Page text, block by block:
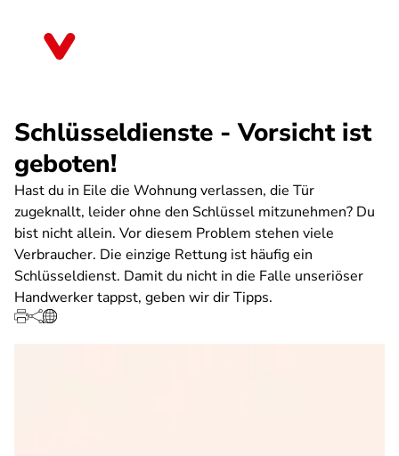
Schlüsseldienste - Vorsicht ist
geboten!
Hast du in Eile die Wohnung verlassen, die Tür
zugeknallt, leider ohne den Schlüssel mitzunehmen? Du
bist nicht allein. Vor diesem Problem stehen viele
Verbraucher. Die einzige Rettung ist häufig ein
Schlüsseldienst. Damit du nicht in die Falle unseriöser
Handwerker tappst, geben wir dir Tipps.